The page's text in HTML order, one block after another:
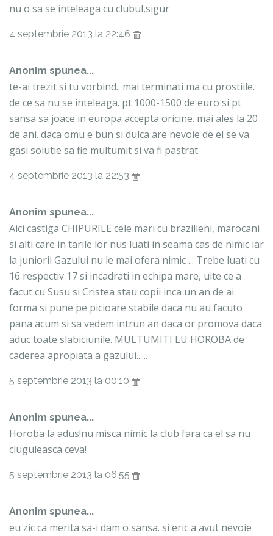
nu o sa se inteleaga cu clubul,sigur
4 septembrie 2013 la 22:46
Anonim spunea...
te-ai trezit si tu vorbind.. mai terminati ma cu prostiile.
de ce sa nu se inteleaga. pt 1000-1500 de euro si pt
sansa sa joace in europa accepta oricine. mai ales la 20
de ani. daca omu e bun si dulca are nevoie de el se va
gasi solutie sa fie multumit si va fi pastrat.
4 septembrie 2013 la 22:53
Anonim spunea...
Aici castiga CHIPURILE cele mari cu brazilieni, marocani
si alti care in tarile lor nus luati in seama cas de nimic iar
la juniorii Gazului nu le mai ofera nimic ... Trebe luati cu
16 respectiv 17 si incadrati in echipa mare, uite ce a
facut cu Susu si Cristea stau copii inca un an de ai
forma si pune pe picioare stabile daca nu au facuto
pana acum si sa vedem intrun an daca or promova daca
aduc toate slabiciunile. MULTUMITI LU HOROBA de
caderea apropiata a gazului......
5 septembrie 2013 la 00:10
Anonim spunea...
Horoba la adus!nu misca nimic la club fara ca el sa nu
ciuguleasca ceva!
5 septembrie 2013 la 06:55
Anonim spunea...
eu zic ca merita sa-i dam o sansa. si eric a avut nevoie